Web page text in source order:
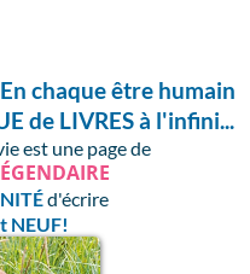
En chaque être humain
de LIVRES à l'infini...
est une page de​
d'écrire
NEUF!